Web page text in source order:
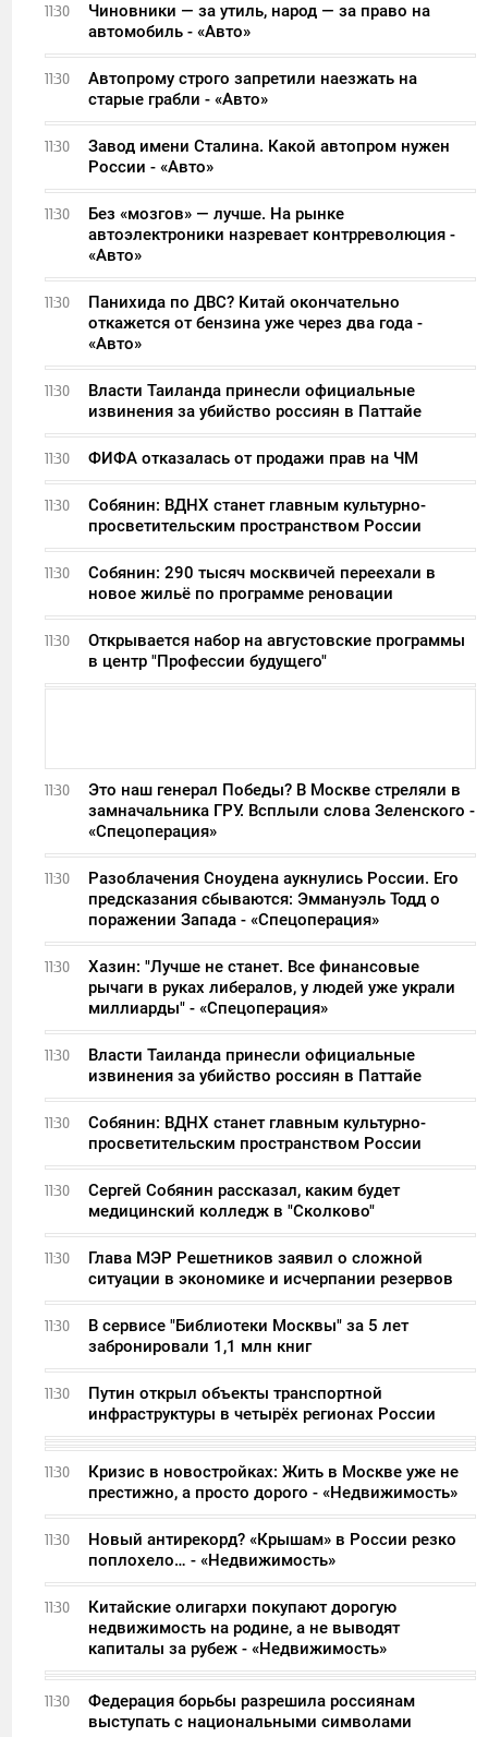
11:30
Чиновники — за утиль, народ — за право на
автомобиль - «Авто»
11:30
Автопрому строго запретили наезжать на
старые грабли - «Авто»
11:30
Завод имени Сталина. Какой автопром нужен
России - «Авто»
11:30
Без «мозгов» — лучше. На рынке
автоэлектроники назревает контрреволюция -
«Авто»
11:30
Панихида по ДВС? Китай окончательно
откажется от бензина уже через два года -
«Авто»
11:30
Власти Таиланда принесли официальные
извинения за убийство россиян в Паттайе
11:30 ФИФА отказалась от продажи прав на ЧМ
11:30
Собянин: ВДНХ станет главным культурно-
просветительским пространством России
11:30
Собянин: 290 тысяч москвичей переехали в
новое жильё по программе реновации
11:30
Открывается набор на августовские программы
в центр "Профессии будущего"
11:30
Это наш генерал Победы? В Москве стреляли в
замначальника ГРУ. Всплыли слова Зеленского -
«Спецоперация»
11:30
Разоблачения Сноудена аукнулись России. Его
предсказания сбываются: Эммануэль Тодд о
поражении Запада - «Спецоперация»
11:30
Хазин: "Лучше не станет. Все финансовые
рычаги в руках либералов, у людей уже украли
миллиарды" - «Спецоперация»
11:30
Власти Таиланда принесли официальные
извинения за убийство россиян в Паттайе
11:30
Собянин: ВДНХ станет главным культурно-
просветительским пространством России
11:30
Сергей Собянин рассказал, каким будет
медицинский колледж в "Сколково"
11:30
Глава МЭР Решетников заявил о сложной
ситуации в экономике и исчерпании резервов
11:30
В сервисе "Библиотеки Москвы" за 5 лет
забронировали 1,1 млн книг
11:30
Путин открыл объекты транспортной
инфраструктуры в четырёх регионах России
11:30
Кризис в новостройках: Жить в Москве уже не
престижно, а просто дорого - «Недвижимость»
11:30
Новый антирекорд? «Крышам» в России резко
поплохело… - «Недвижимость»
11:30
Китайские олигархи покупают дорогую
недвижимость на родине, а не выводят
капиталы за рубеж - «Недвижимость»
11:30
Федерация борьбы разрешила россиянам
выступать с национальными символами